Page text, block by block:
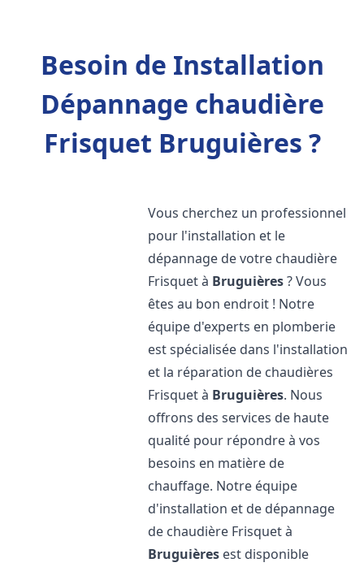
Besoin de Installation
Dépannage chaudière
Frisquet Bruguières ?
Vous cherchez un professionnel
pour l'installation et le
dépannage de votre chaudière
Frisquet à Bruguières? Vous
êtes au bon endroit ! Notre
équipe d'experts en plomberie
est spécialisée dans l'installation
et la réparation de chaudières
Frisquet à Bruguières. Nous
offrons des services de haute
qualité pour répondre à vos
besoins en matière de
chauffage. Notre équipe
d'installation et de dépannage
de chaudière Frisquet à
Bruguières est disponible